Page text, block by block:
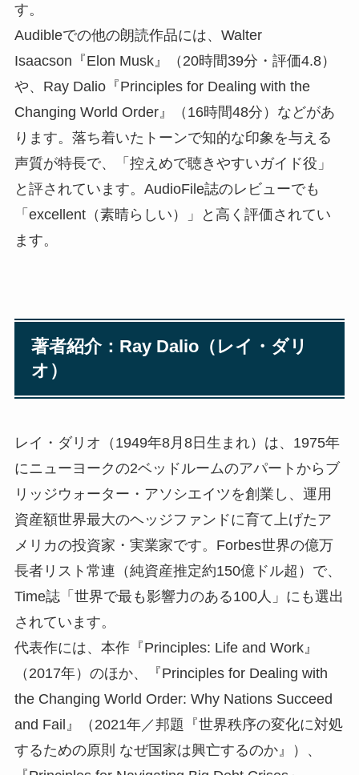
す。
Audibleでの他の朗読作品には、Walter
Isaacson『Elon Musk』（20時間39分・評価4.8）
や、Ray Dalio『Principles for Dealing with the
Changing World Order』（16時間48分）などがあ
ります。落ち着いたトーンで知的な印象を与える
声質が特長で、「控えめで聴きやすいガイド役」
と評されています。AudioFile誌のレビューでも
「excellent（素晴らしい）」と高く評価されてい
ます。
著者紹介：Ray Dalio（レイ・ダリ
オ）
レイ・ダリオ（1949年8月8日生まれ）は、1975年
にニューヨークの2ベッドルームのアパートからブ
リッジウォーター・アソシエイツを創業し、運用
資産額世界最大のヘッジファンドに育て上げたア
メリカの投資家・実業家です。Forbes世界の億万
長者リスト常連（純資産推定約150億ドル超）で、
Time誌「世界で最も影響力のある100人」にも選出
されています。
代表作には、本作『Principles: Life and Work』
（2017年）のほか、『Principles for Dealing with
the Changing World Order: Why Nations Succeed
and Fail』（2021年／邦題『世界秩序の変化に対処
するための原則 なぜ国家は興亡するのか』）、